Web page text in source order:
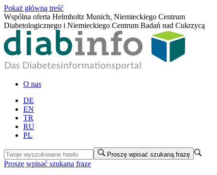
Pokaż główną treść
Wspólna oferta Helmholtz Munich, Niemieckiego Centrum
Diabetologicznego i Niemieckiego Centrum Badań nad Cukrzycą
O nas
DE
EN
TR
RU
PL
Proszę wpisać szukaną frazę
Proszę wpisać szukaną frazę